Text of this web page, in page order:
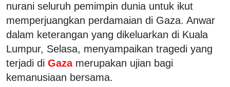
nurani seluruh pemimpin dunia untuk ikut
memperjuangkan perdamaian di Gaza. Anwar
dalam keterangan yang dikeluarkan di Kuala
Lumpur, Selasa, menyampaikan tragedi yang
terjadi di Gaza merupakan ujian bagi
kemanusiaan bersama.